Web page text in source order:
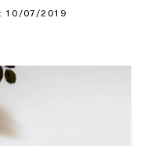
: 10/07/2019